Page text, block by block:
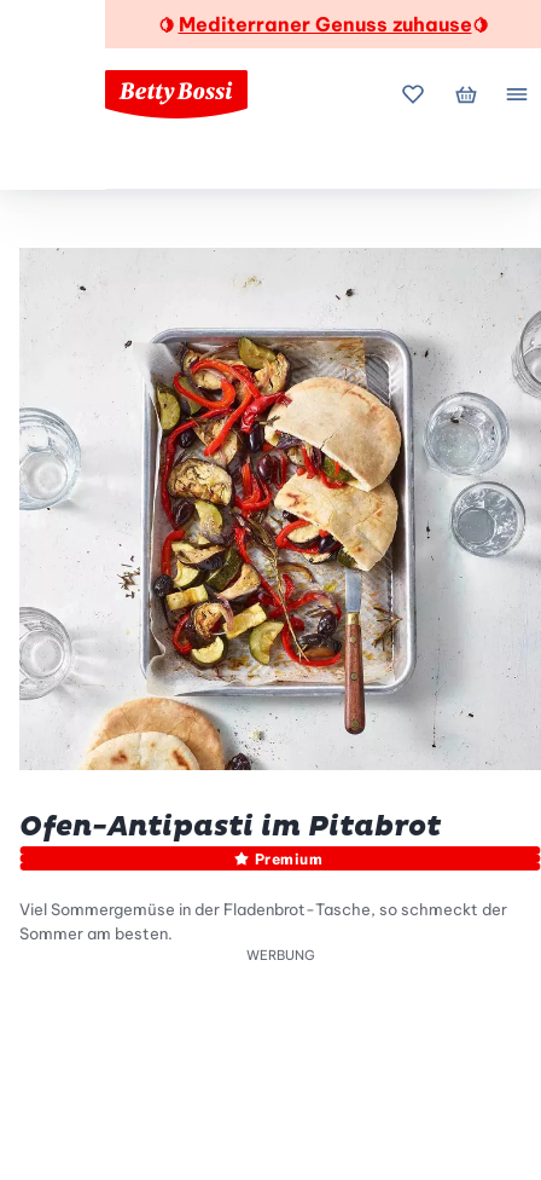
🍋 Mediterraner Genuss zuhause🍋
MeineMein
Ofen-Antipasti im Pitabrot
Premium
Viel Sommergemüse in der Fladenbrot-Tasche, so schmeckt der
Sommer am besten.
WERBUNG